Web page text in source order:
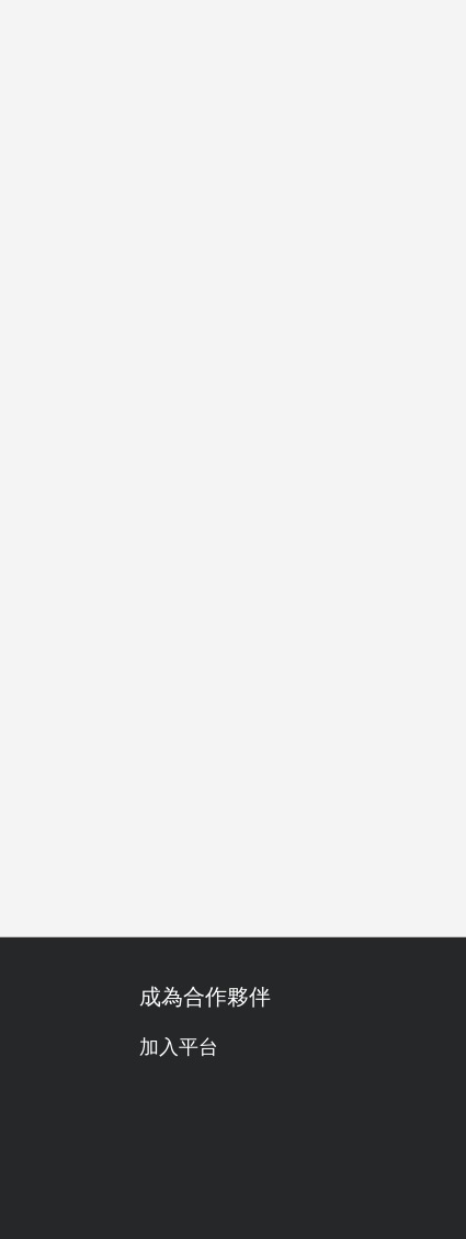
成為合作夥伴
加入平台